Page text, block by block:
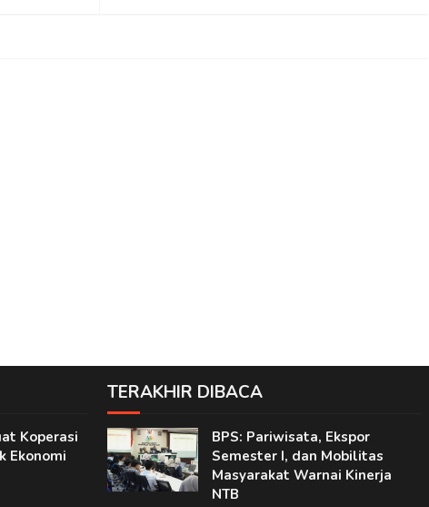
Koperasi
Ekonomi
TERAKHIR DIBACA
BPS: Pariwisata, Ekspor
Semester I, dan Mobilitas
Masyarakat Warnai Kinerja
NTB